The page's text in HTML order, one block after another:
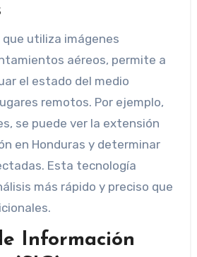
utiliza imágenes
aéreos, permite a
el estado del medio
remotos. Por ejemplo,
se puede ver la extensión
en Honduras y determinar
Esta tecnología
más rápido y preciso que
Información